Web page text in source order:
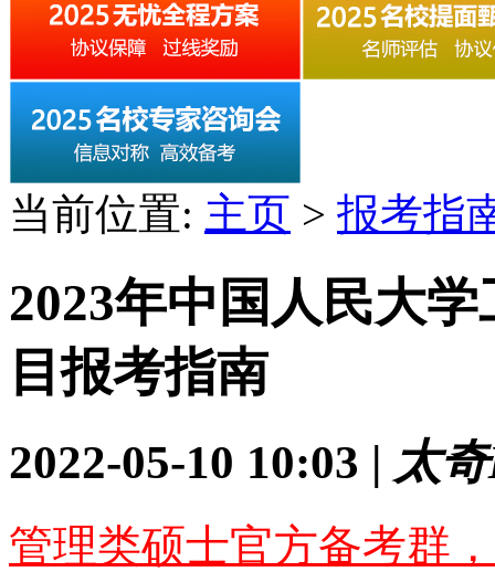
当前位置: 主页 > 报考指
2023年中国人民大
目报考指南
2022-05-10 10:03 | 太
管理类硕士官方备考群